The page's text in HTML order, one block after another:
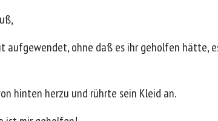
ohne daß es ihr geholfen hätte,
hinten herzu und rührte sein Kleid an.